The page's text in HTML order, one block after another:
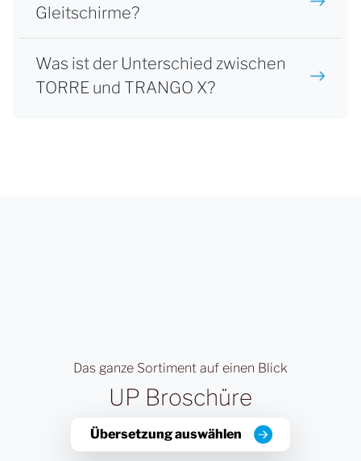
Gleitschirme?
Was ist der Unterschied zwischen
TORRE und TRANGO X?
Das ganze Sortiment auf einen Blick
UP Broschüre
Übersetzung auswählen